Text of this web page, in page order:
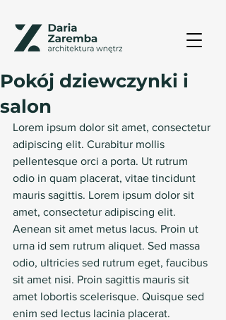
Pokój dziewczynki i
salon
Lorem ipsum dolor sit amet, consectetur
adipiscing elit. Curabitur mollis
pellentesque orci a porta. Ut rutrum
odio in quam placerat, vitae tincidunt
mauris sagittis. Lorem ipsum dolor sit
amet, consectetur adipiscing elit.
Aenean sit amet metus lacus. Proin ut
urna id sem rutrum aliquet. Sed massa
odio, ultricies sed rutrum eget, faucibus
sit amet nisi. Proin sagittis mauris sit
amet lobortis scelerisque. Quisque sed
enim sed lectus lacinia placerat.